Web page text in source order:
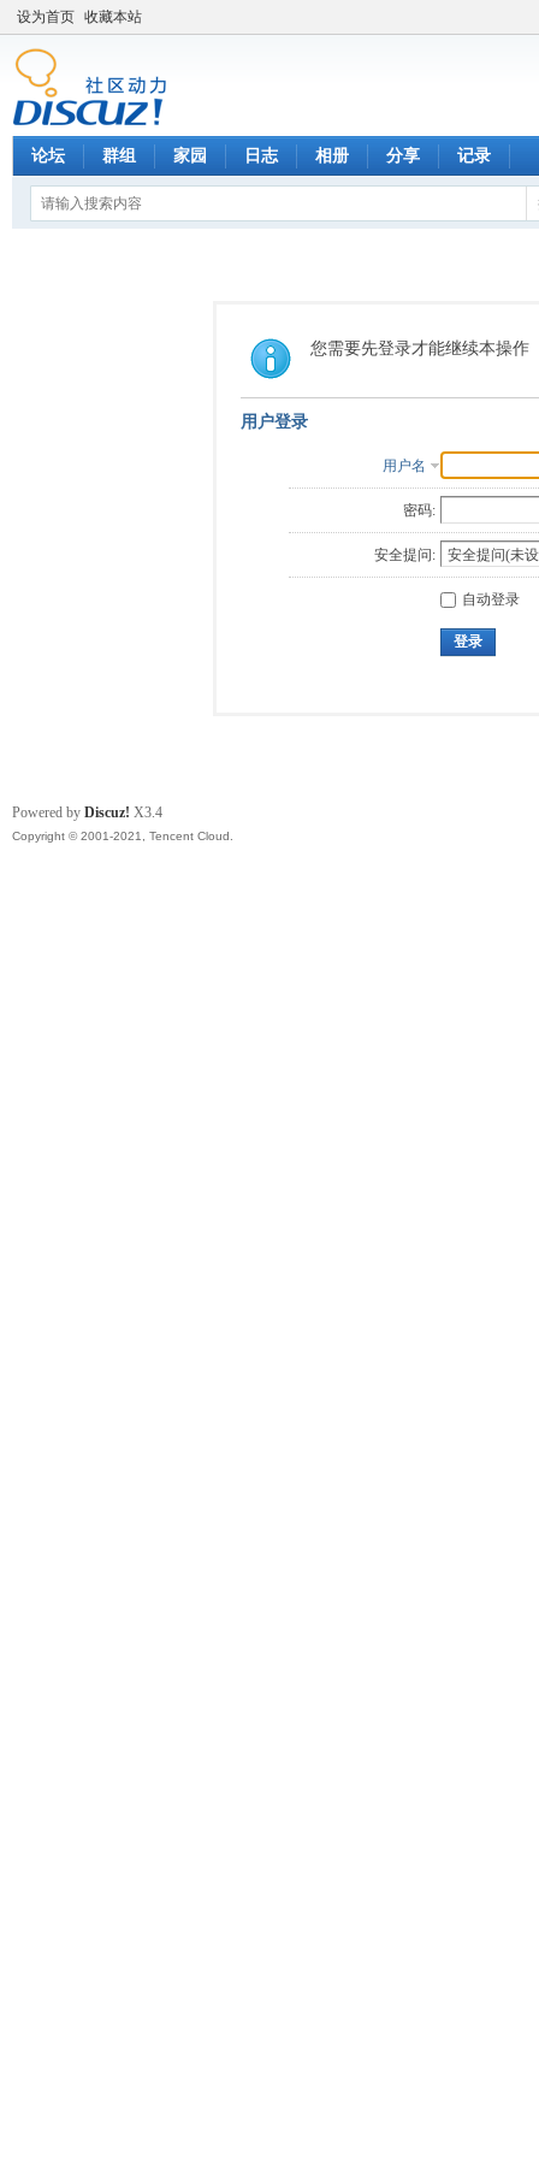
设为首页 收藏本站
论坛 群组 家园 日志 相册 分享 记录
您需要先登录才能继续本操作
用户登录
用户名
密码:
安全提问:
自动登录
登录
Powered by Discuz! X3.4
Copyright © 2001-2021, Tencent Cloud.